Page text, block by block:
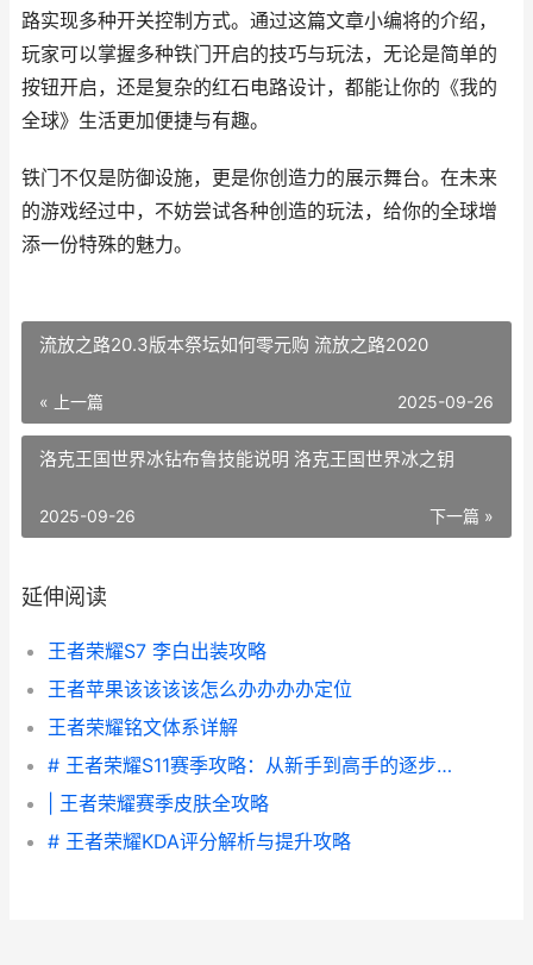
路实现多种开关控制方式。通过这篇文章小编将的介绍，
玩家可以掌握多种铁门开启的技巧与玩法，无论是简单的
按钮开启，还是复杂的红石电路设计，都能让你的《我的
全球》生活更加便捷与有趣。
铁门不仅是防御设施，更是你创造力的展示舞台。在未来
的游戏经过中，不妨尝试各种创造的玩法，给你的全球增
添一份特殊的魅力。
流放之路20.3版本祭坛如何零元购 流放之路2020
« 上一篇 2025-09-26
洛克王国世界冰钻布鲁技能说明 洛克王国世界冰之钥
下一篇 »
2025-09-26
延伸阅读
王者荣耀S7 李白出装攻略
王者苹果该该该该怎么办办办办定位
王者荣耀铭文体系详解
# 王者荣耀S11赛季攻略：从新手到高手的逐步指南
| 王者荣耀赛季皮肤全攻略
# 王者荣耀KDA评分解析与提升攻略